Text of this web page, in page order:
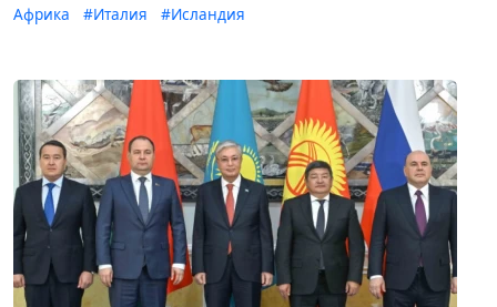
Африка
#Италия #Исландия